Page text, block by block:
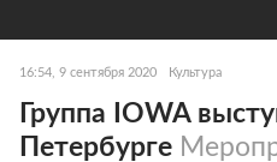
16:54, 9 сентября 2020 Культура
Группа IOWA
Петербурге